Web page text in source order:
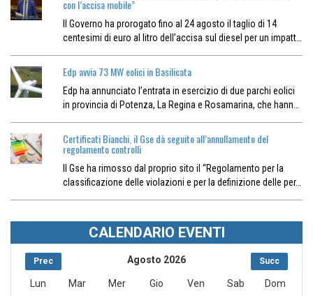
con l’accisa mobile”
Il Governo ha prorogato fino al 24 agosto il taglio di 14
centesimi di euro al litro dell’accisa sul diesel per un impatt…
Edp avvia 73 MW eolici in Basilicata
Edp ha annunciato l’entrata in esercizio di due parchi eolici
in provincia di Potenza, La Regina e Rosamarina, che hann…
Certificati Bianchi, il Gse dà seguito all’annullamento del
regolamento controlli
Il Gse ha rimosso dal proprio sito il “Regolamento per la
classificazione delle violazioni e per la definizione delle per…
CALENDARIO EVENTI
Prec Succ
Agosto 2026
Lun Mar Mer Gio Ven Sab Dom